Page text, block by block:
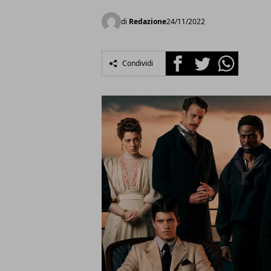
di Redazione24/11/2022
Condividi FacebookTwitterWhatsapp